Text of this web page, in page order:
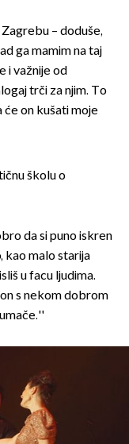
– doduše,
ga mamim na taj
i važnije od
trči za njim. To
on kušati moje
školu o
da si puno iskren
kao malo starija
u facu ljudima.
s nekom dobrom